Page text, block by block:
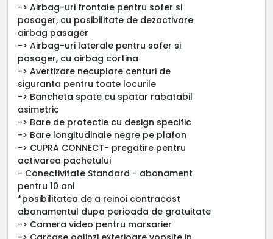
-> Airbag-uri frontale pentru sofer si
pasager, cu posibilitate de dezactivare
airbag pasager
-> Airbag-uri laterale pentru sofer si
pasager, cu airbag cortina
-> Avertizare necuplare centuri de
siguranta pentru toate locurile
-> Bancheta spate cu spatar rabatabil
asimetric
-> Bare de protectie cu design specific
-> Bare longitudinale negre pe plafon
-> CUPRA CONNECT- pregatire pentru
activarea pachetului
- Conectivitate Standard - abonament
pentru 10 ani
*posibilitatea de a reinoi contracost
abonamentul dupa perioada de gratuitate
-> Camera video pentru marsarier